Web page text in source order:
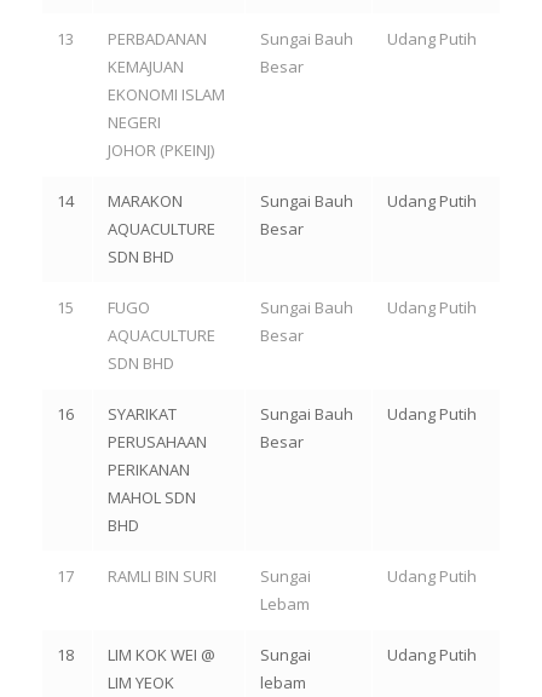
13
PERBADANAN
KEMAJUAN
EKONOMI ISLAM
NEGERI
JOHOR (PKEINJ)
Sungai Bauh
Besar
Udang Putih
14
MARAKON
AQUACULTURE
SDN BHD
Sungai Bauh
Besar
Udang Putih
15
FUGO
AQUACULTURE
SDN BHD
Sungai Bauh
Besar
Udang Putih
16
SYARIKAT
PERUSAHAAN
PERIKANAN
MAHOL SDN
BHD
Sungai Bauh
Besar
Udang Putih
17 RAMLI BIN SURI
Sungai
Lebam
Udang Putih
18
LIM KOK WEI @
LIM YEOK
Sungai
lebam
Udang Putih